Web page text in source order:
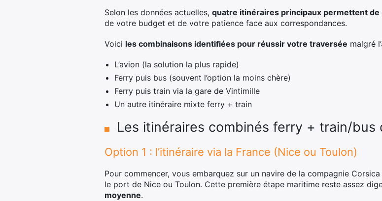
Selon les données actuelles, quatre itinéraires principaux permettent de
de votre budget et de votre patience face aux correspondances.
Voici les combinaisons identifiées pour réussir votre traversée malgré
L’avion (la solution la plus rapide)
Ferry puis bus (souvent l’option la moins chère)
Ferry puis train via la gare de Vintimille
Un autre itinéraire mixte ferry + train
Les itinéraires combinés ferry + train/bus
Option 1 : l’itinéraire via la France (Nice ou Toulon)
Pour commencer, vous embarquez sur un navire de la compagnie
le port de Nice ou Toulon. Cette première étape maritime reste assez
moyenne.